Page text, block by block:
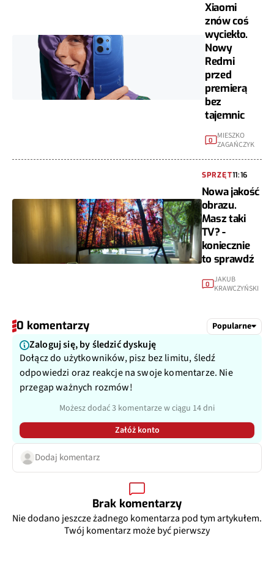
Xiaomi
znów coś
wyciekło.
Nowy
Redmi
przed
premierą
bez
tajemnic
0
MIESZKO
ZAGAŃCZYK
SPRZĘT11:16
Nowa jakość
obrazu.
Masz taki
TV? -
koniecznie
to sprawdź
0 JAKUB
KRAWCZYŃSKI
0 komentarzy Popularne
Zaloguj się, by śledzić dyskuję
Dołącz do użytkowników, pisz bez limitu, śledź
odpowiedzi oraz reakcje na swoje komentarze. Nie
przegap ważnych rozmów!
Możesz dodać 3 komentarze w ciągu 14 dni
Załóż konto
Dodaj komentarz
Brak komentarzy
Nie dodano jeszcze żadnego komentarza pod tym artykułem.
Twój komentarz może być pierwszy